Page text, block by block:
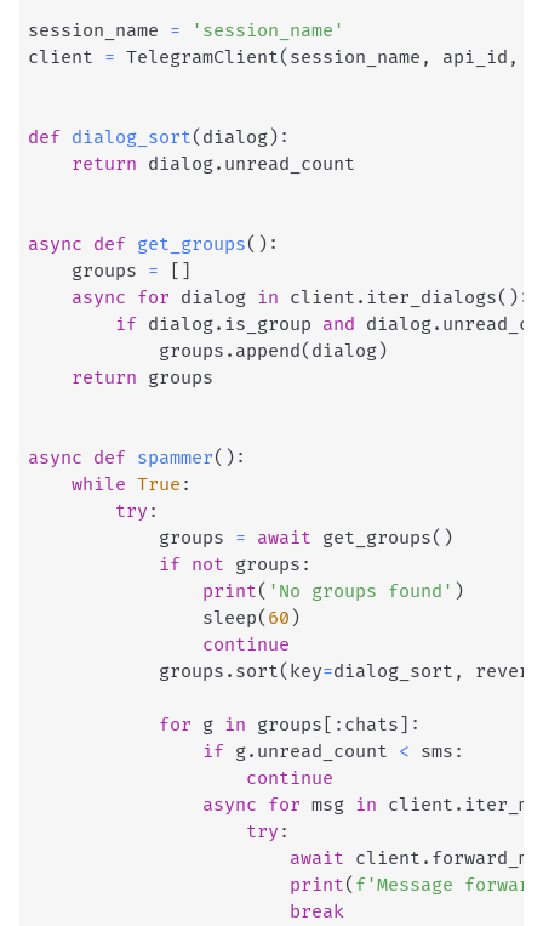
session_name =
'session_name'
client = TelegramClient( session_name , api_id ,
def dialog_sort( dialog) :
return dialog. unread_count
async def get_groups( ) :
    groups
=
async for dialog in client . iter_dialogs( ) :
if dialog. is_group and dialog.
            groups
. append( dialog)
return groups
async def spammer( ) :
while True :
try :
            groups
= await get_groups( )
if not groups :
print( 'No groups found' )
                sleep
( 60 )
continue
            groups
. sort( key=dialog_sort ,
for g in groups : chats
:
if g. unread_count < sms :
continue
async for msg in client .
try :
await client .
print( f'Message
break